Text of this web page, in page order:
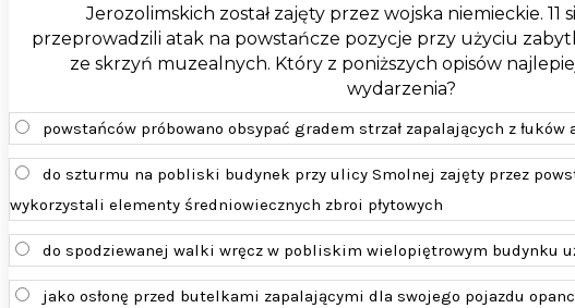
Jerozolimskich został zajęty przez wojska niemieckie. 11
przeprowadzili atak na powstańcze pozycje przy użyciu
ze skrzyń muzealnych. Który z poniższych opisów
wydarzenia?
powstańców próbowano obsypać gradem strzał zapalających z
do szturmu na pobliski budynek przy ulicy Smolnej zajęty przez
wykorzystali elementy średniowiecznych zbroi płytowych
do spodziewanej walki wręcz w pobliskim wielopiętrowym budynku
jako osłonę przed butelkami zapalającymi dla swojego pojazdu